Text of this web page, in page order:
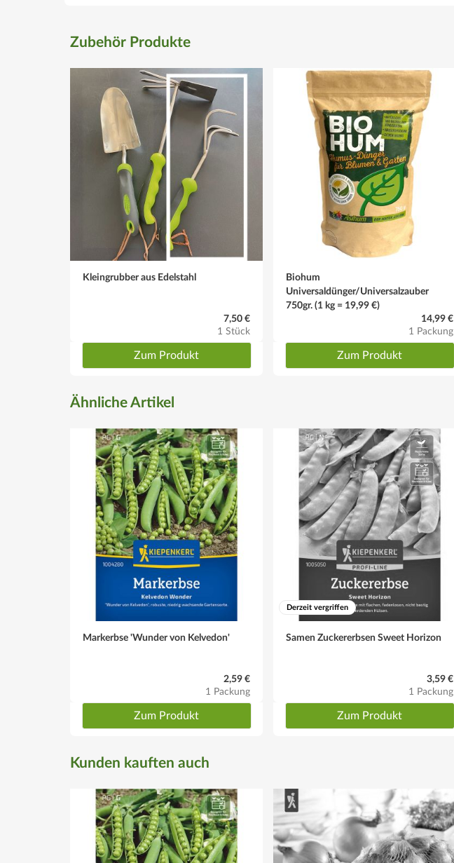
Zubehör Produkte
Kleingrubber aus Edelstahl
7,50 €
1 Stück
Zum Produkt
Biohum
Universaldünger/Universalzauber
750gr. (1 kg = 19,99 €)
14,99 €
1 Packung
Zum Produkt
Ähnliche Artikel
Markerbse 'Wunder von Kelvedon'
2,59 €
1 Packung
Zum Produkt
Derzeit vergriffen
Samen Zuckererbsen Sweet Horizon
3,59 €
1 Packung
Zum Produkt
Kunden kauften auch